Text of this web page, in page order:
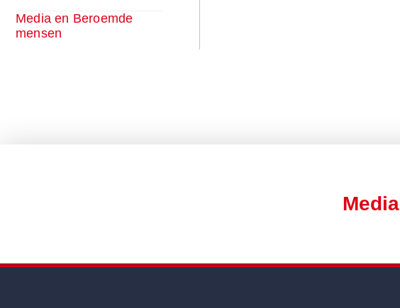
Media en Beroemde
mensen
Media